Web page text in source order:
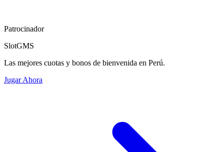
Patrocinador
SlotGMS
Las mejores cuotas y bonos de bienvenida en Perú.
Jugar Ahora